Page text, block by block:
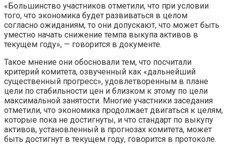
«Большинство участников отметили, что при условии
того, что экономика будет развиваться в целом
согласно ожиданиям, то они допускают, что может быть
уместно начать снижение темпа выкупа активов в
текущем году», — говорится в документе.
Такое мнение они обосновали тем, что посчитали
критерий комитета, озвученный как «дальнейший
существенный прогресс», удовлетворенным в плане
цели по стабильности цен и близком к этому по цели
максимальной занятости. Многие участники заседания
отметили, что экономика продолжает двигаться к целям,
которые пока не достигнуты, и что стандарт по выкупу
активов, установленный в прогнозах комитета, может
быть достигнут в текущем году, говорится в протоколе.